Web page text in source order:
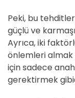
Peki, bu
güçlü ve
Ayrıca, iki
önlemleri almak
için sadece
gerektirmek